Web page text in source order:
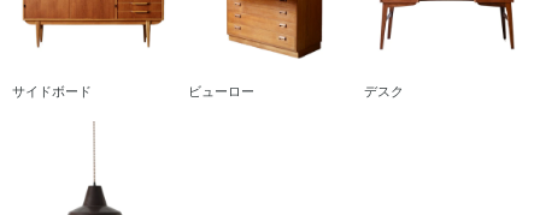
サイドボード ビューロー デスク